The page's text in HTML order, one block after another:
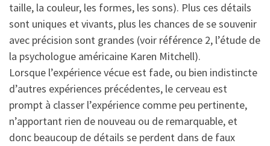
taille, la couleur, les formes, les sons). Plus ces détails
sont uniques et vivants, plus les chances de se souvenir
avec précision sont grandes (voir référence 2, l’étude de
la psychologue américaine Karen Mitchell).
Lorsque l’expérience vécue est fade, ou bien indistincte
d’autres expériences précédentes, le cerveau est
prompt à classer l’expérience comme peu pertinente,
n’apportant rien de nouveau ou de remarquable, et
donc beaucoup de détails se perdent dans de faux